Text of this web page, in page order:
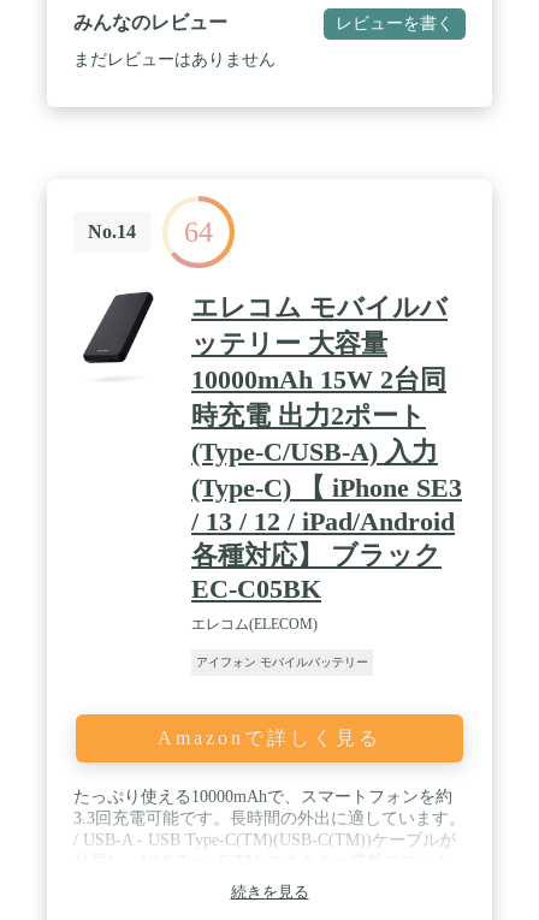
ワイヤレス充電器として、外出先ではスタンドを折
りたたみマグネット式ワイヤレス充電対応のモバイ
ルバッテリーとして2通りでの利用が可能。ご自宅
リーズへ約2回充電が可能です。 / 強力マグネット
でズレずにピタッとくっつく：MagGoシリーズのマ
グネット式ワイヤレス充電対応モバイルバッテリ
ー。強力マグネットによるマグネット式ワイヤレス
充電機能を搭載し、外出時にもお使いのMagSafe対
応iPhoneシリーズをズレることなく安定して充電で
きます。 / パッケージ内容：Anker 633 Magnetic
Battery (MagGo)、USB-C & USB-C ケーブル (0.6m)
、取扱説明書、カスタマーサポート
みんなのレビュー レビューを書く
まだレビューはありません
No.14 64
エレコム モバイルバ
ッテリー 大容量
10000mAh 15W 2台同
時充電 出力2ポート
(Type-C/USB-A) 入力
(Type-C) 【 iPhone SE3
/ 13 / 12 / iPad/Android
各種対応】 ブラック
EC-C05BK
エレコム(ELECOM)
アイフォン モバイルバッテリー
Amazonで詳しく見る
たっぷり使える10000mAhで、スマートフォンを約
3.3回充電可能です。長時間の外出に適しています。
/ USB-A - USB Type-C(TM)(USB-C(TM))ケーブルが
フォンをすぐに充電可能です。 / 手になじむラウン
ド形状で、スマートフォンと重ね持ちしやすいモデ
続きを見る